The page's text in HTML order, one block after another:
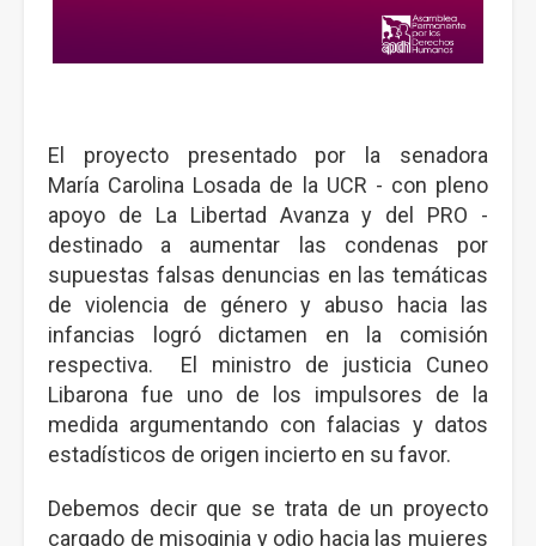
El proyecto presentado por la senadora
María Carolina Losada de la UCR - con pleno
apoyo de La Libertad Avanza y del PRO -
destinado a aumentar las condenas por
supuestas falsas denuncias en las temáticas
de violencia de género y abuso hacia las
infancias logró dictamen en la comisión
respectiva. El ministro de justicia Cuneo
Libarona fue uno de los impulsores de la
medida argumentando con falacias y datos
estadísticos de origen incierto en su favor.
Debemos decir que se trata de un proyecto
cargado de misoginia y odio hacia las mujeres